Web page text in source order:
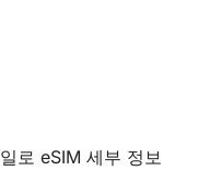
로 eSIM 세부 정보